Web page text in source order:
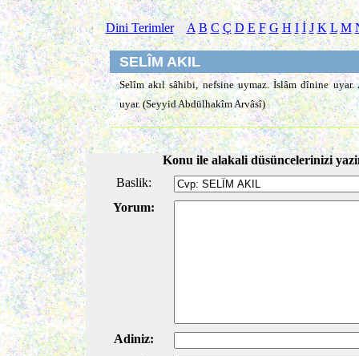
Dini Terimler A B C Ç D E F G H I İ J K L M
SELÎM AKIL
Selîm akıl sâhibi, nefsine uymaz. İslâm dînine
uyar. (Seyyid Abdülhakîm Arvâsî)
Konu ile alakali düsüncelerinizi
Baslik:
Yorum:
Adiniz: